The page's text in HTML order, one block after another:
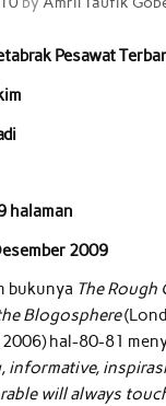
Pesawat
halaman
2009
bukunya The Rough
Blogosphere
hal-80-81
informative,
will always